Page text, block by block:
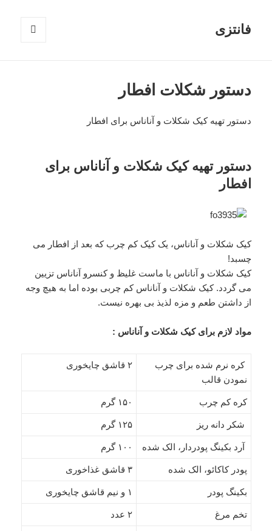
فانتزی
دستور شکلات افطار
دستور تهیه کیک شکلات و آناناس برای افطار
دستور تهیه کیک شکلات و آناناس برای
افطار
کیک شکلات و آناناس، یک کیک کم چرب که بعد از افطار می
چسبد!
کیک شکلات و آناناس با ماست غلیظ و کنسرو آناناس تزیین
می گردد. کیک شکلات و آناناس کم چربی بوده اما به هیچ وجه
از داشتن طعم و مزه لذیذ بی بهره نیست.
مواد لازم برای کیک شکلات و آناناس :
کره نرم شده برای چرب
نمودن قالب
۲ قاشق چایخوری
کره کم چرب ۱۵۰ گرم
شکر دانه ریز ۱۲۵ گرم
آرد بکینگ پودردار، الک شده ۱۰۰ گرم
پودر کاکائو، الک شده ۳ قاشق غذاخوری
بکینگ پودر ۱ و نیم قاشق چایخوری
تخم مرغ ۲ عدد